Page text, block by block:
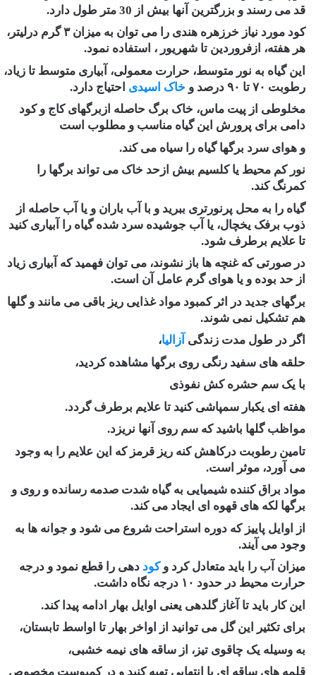
قد می رسند و بزرگترین آنها بیش از 30 متر طول دارد.
کود مورد نیاز خرزهره هندی را می توان به میزان ۳ گرم درلیتر،
هر هفته، ازفروردین تا شهریور ، استفاده نمود.
این گیاه به نور متوسط، حرارت معمولی، آبیاری متوسط تا زیاد،
رطوبت ۷۰ تا ۹۰ درصد و
خاک اسیدی احتیاج دارد.
مخلوطی از پیت ماس، خاک برگ حاصله ازبرگهای کاج و کود
دامی برای پرورش این گیاه مناسب و مطلوب است
و هوای سرد برگها گیاه را سیاه می کند.
نور کم محیط یا کلسیم بیش ازحد خاک می تواند برگها را
کمرنگ کند.
گیاه را به محل پرنورتری ببرید و با آب باران و یا آب حاصله از
ذوب برفک یخچال، یا آب جوشیده سرد شده گیاه را آبیاری کنید
تا علایم برطرف شود.
در صورتی که غنچه ها باز نشوند، می توان فهمید که آبیاری زیاد
از حد بوده و یا هوای گرم عامل آن است.
برگهای جدید در اثر کمبود مواد غذایی ریز باقی می مانند و گلها
هم تشکیل نمی شوند.
اگر در طول مدت زندگی آزالیا،
حلقه های سفید رنگی روی برگها مشاهده کردید،
با یک سم حشره کش نفوذی
هفته ای یکبار سمپاشی کنید تا علایم برطرف گردد.
مواظب گلها باشید که سم روی آنها نریزد.
تامین رطوبت درکاهش کنه ریز قرمز که این علایم را به وجود
می آورد، موثر است.
مواد براق کننده شیمیایی به گیاه شدت صدمه رسانده و روی و
برگها لکه های قهوه ای ایجاد می کند.
از اوایل پاییز که دوره استراحت شروع می شود و جوانه ها به
وجود می آیند.
میزان آب را باید متعادل کرد وکود دهی را قطع نمود و درجه
حرارت محیط در حدود ۱۰ درجه نگاه داشت.
این کار باید تا آغاز گلدهی یعنی اوایل بهار ادامه پیدا کند.
برای تکثیر این گل می توانید از اواخر بهار تا اواسط تابستان،
به وسیله یک چاقوی تیز، از ساقه های نیمه خشبی،
قلمه های ساقه ای با انتهایی تهیه کنید و در کمپوست مخصوص